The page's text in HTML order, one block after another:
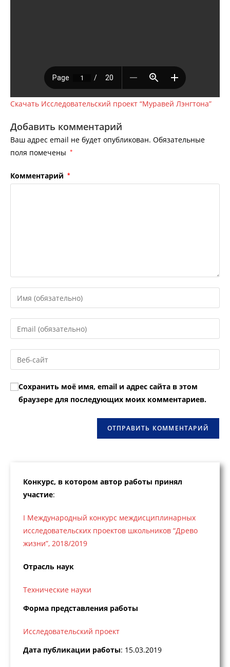
Скачать Исследовательский проект “Муравей Лэнгтона”
Добавить комментарий
Ваш адрес email не будет опубликован. Обязательные
поля помечены *
Комментарий *
Введите
свое
имя
или
пользователя,
чтобы
прокомментировать
Введите
свой
email-
адрес,
прокомментировать
Введите
URL
вашего
веб-
сайта
Сохранить моё имя, email и адрес сайта в этом
браузере для последующих моих комментариев.
Конкурс, в котором автор работы принял
участие:
I Международный конкурс междисциплинарных
исследовательских проектов школьников “Древо
жизни”, 2018/2019
Отрасль наук
Технические науки
Форма представления работы
Исследовательский проект
Дата публикации работы: 15.03.2019